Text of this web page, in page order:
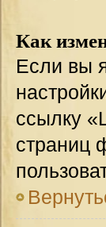
Как
Если вы
ссылку
страниц